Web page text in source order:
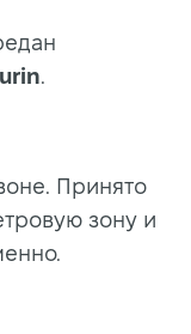
.
Принято
зону и